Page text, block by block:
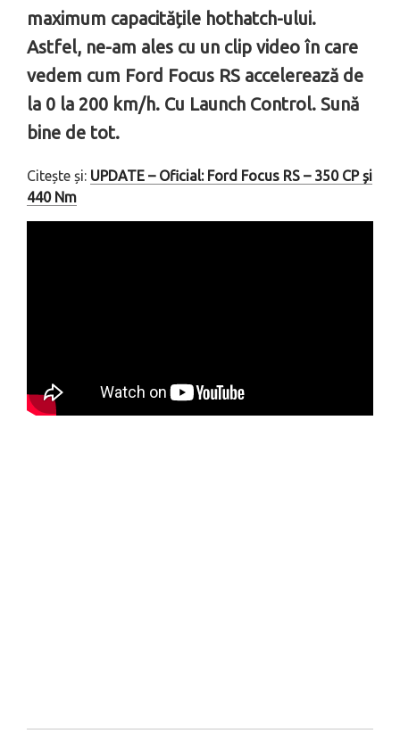
maximum capacitățile hothatch-ului.
Astfel, ne-am ales cu un clip video în care
vedem cum Ford Focus RS accelerează de
la 0 la 200 km/h. Cu Launch Control. Sună
bine de tot.
Citește și: UPDATE – Oficial: Ford Focus RS – 350 CP și
440 Nm